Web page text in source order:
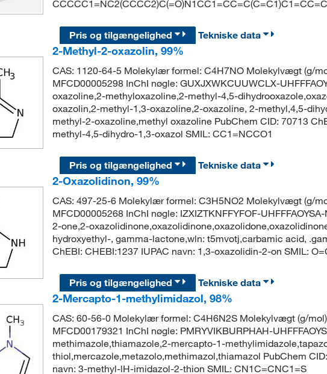
Pris og tilgængelighed
Tekniske data
2-Methyl-2-oxazolin, 99%
CAS: 1120-64-5 Molekylær formel: C4H7NO Molekylvægt (g/
MFCD00005298 InChI nøgle: GUXJXWKCUUWCLX-
oxazoline,2-methyloxazoline,2-methyl-4,5-
oxazolin,2-methyl-1,3-oxazoline,2-oxazoline, 2-methyl,4,5-
methyl-2-oxazoline,methyl oxazoline PubChem CID: 70713
methyl-4,5-dihydro-1,3-oxazol SMIL: CC1=NCCO1
Pris og tilgængelighed
Tekniske data
2-Oxazolidinon, 99%
CAS: 497-25-6 Molekylær formel: C3H5NO2 Molekylvægt (g/
MFCD00005268 InChI nøgle: IZXIZTKNFFYFOF-
2-one,2-
hydroxyethyl-, gamma-lactone,wln: t5mvotj,carbamic acid,
ChEBI: CHEBI:1237 IUPAC navn: 1,3-oxazolidin-2-on SMIL:
Pris og tilgængelighed
Tekniske data
2-Mercapto-1-methylimidazol, 98%
CAS: 60-56-0 Molekylær formel: C4H6N2S Molekylvægt (g/
MFCD00179321 InChI nøgle: PMRYVIKBURPHAH-
methimazole,thiamazole,2-mercapto-1-
thiol,mercazole,metazolo,methimazol,thiamazol PubChem
navn: 3-methyl-lH-imidazol-2-thion SMIL: CN1C=CNC1=S